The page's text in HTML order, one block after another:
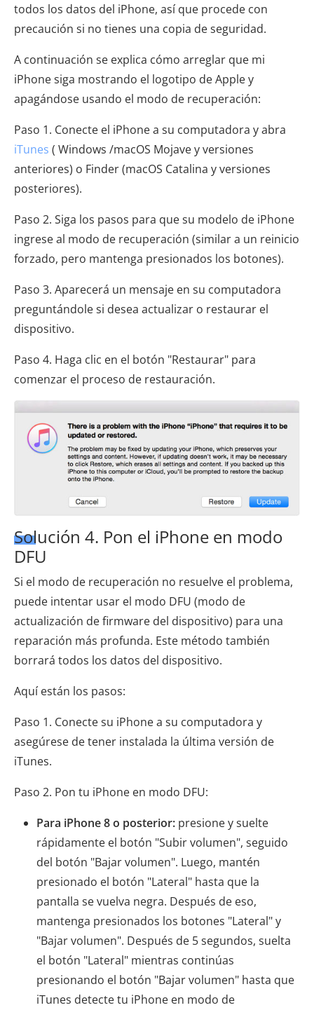
todos los datos del iPhone, así que procede con
precaución si no tienes una copia de seguridad.
A continuación se explica cómo arreglar que mi
iPhone siga mostrando el logotipo de Apple y
apagándose usando el modo de recuperación:
Paso 1. Conecte el iPhone a su computadora y abra
iTunes ( Windows /macOS Mojave y versiones
anteriores) o Finder (macOS Catalina y versiones
posteriores).
Paso 2. Siga los pasos para que su modelo de iPhone
ingrese al modo de recuperación (similar a un reinicio
forzado, pero mantenga presionados los botones).
Paso 3. Aparecerá un mensaje en su computadora
preguntándole si desea actualizar o restaurar el
dispositivo.
Paso 4. Haga clic en el botón "Restaurar" para
comenzar el proceso de restauración.
Solución 4. Pon el iPhone en modo
DFU
Si el modo de recuperación no resuelve el problema,
puede intentar usar el modo DFU (modo de
actualización de firmware del dispositivo) para una
reparación más profunda. Este método también
borrará todos los datos del dispositivo.
Aquí están los pasos:
Paso 1. Conecte su iPhone a su computadora y
asegúrese de tener instalada la última versión de
iTunes.
Paso 2. Pon tu iPhone en modo DFU:
Para iPhone 8 o posterior: presione y suelte
rápidamente el botón "Subir volumen", seguido
del botón "Bajar volumen". Luego, mantén
presionado el botón "Lateral" hasta que la
pantalla se vuelva negra. Después de eso,
mantenga presionados los botones "Lateral" y
"Bajar volumen". Después de 5 segundos, suelta
el botón "Lateral" mientras continúas
presionando el botón "Bajar volumen" hasta que
iTunes detecte tu iPhone en modo de